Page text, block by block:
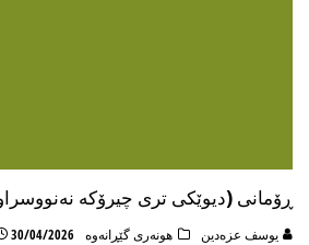
ڕۆمانی (دیوێکی تری چیرۆکە
یوسف عزەدین هونه‌ری گێڕانه‌وه 30/04/2026